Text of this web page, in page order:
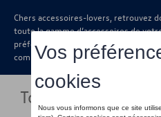
Chers accessoires-lovers, retrouvez
toute la gamme d’accessoires de
préférée sous forme de catalogue à
commander auprès de votre
Toggle navigation